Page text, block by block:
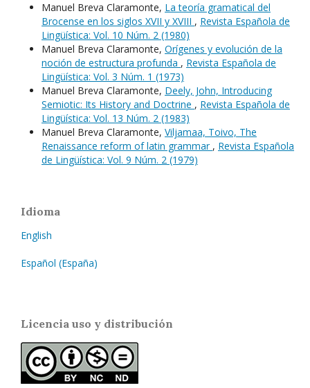
Manuel Breva Claramonte, La teoría gramatical del
Brocense en los siglos XVII y XVIII , Revista Española de
Lingüística: Vol. 10 Núm. 2 (1980)
Manuel Breva Claramonte, Orígenes y evolución de la
noción de estructura profunda , Revista Española de
Lingüística: Vol. 3 Núm. 1 (1973)
Manuel Breva Claramonte, Deely, John, Introducing
Semiotic: Its History and Doctrine , Revista Española de
Lingüística: Vol. 13 Núm. 2 (1983)
Manuel Breva Claramonte, Viljamaa, Toivo, The
Renaissance reform of latin grammar , Revista Española
de Lingüística: Vol. 9 Núm. 2 (1979)
Idioma
English
Español (España)
Licencia uso y distribución